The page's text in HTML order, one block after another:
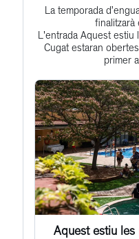
La temporada
finalitzarà
L'entrada Aquest estiu
Cugat estaran
primer
Aquest estiu